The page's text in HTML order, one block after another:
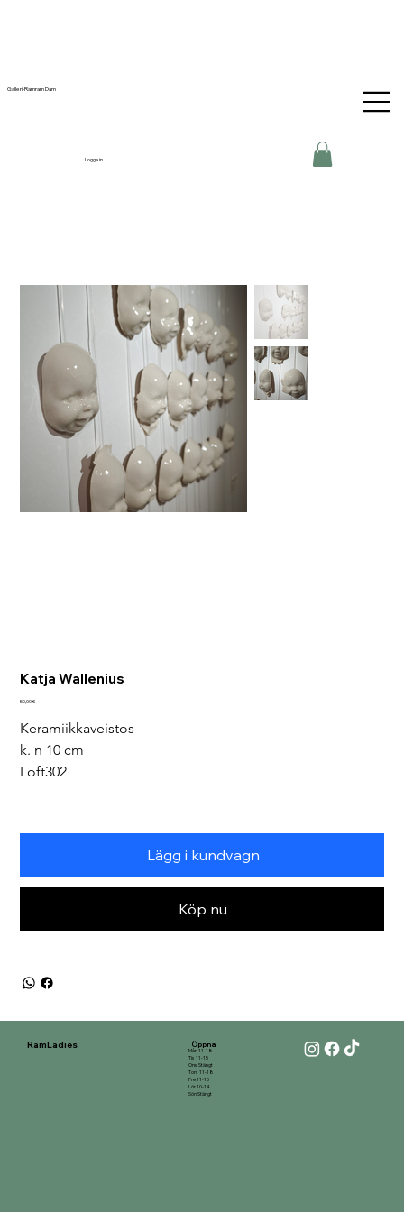
Galleri-Ramram Dam
Logga in
Katja Wallenius
Pris
50,00 €
Keramiikkaveistos
k. n 10 cm
Loft302
Lägg i kundvagn
Köp nu
RamLadies
Mån 11-18
Tis 11-15
Ons Stängt
Tors 11-18
Fre 11-15
Lör 10-14
Sön Stängt
Öppna